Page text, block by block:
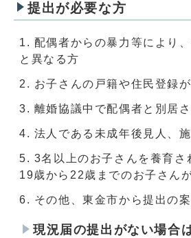
提出が必要な方
配偶者からの暴力等により
と異なる方
お子さんの戸籍や住民登録
離婚協議中で配偶者と別居
法人である未成年後見人、
3名以上のお子さんを養育さ
19歳から22歳までのお子さん
その他、東金市から提出の
現況届の提出がない場合